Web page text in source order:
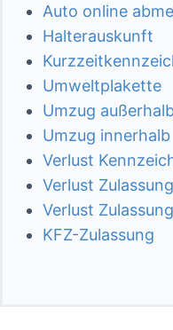
Auto online
Halterauskunft
Umweltplakette
Umzug
Umzug innerhalb
Verlust
Verlust
Verlust
KFZ-Zulassung